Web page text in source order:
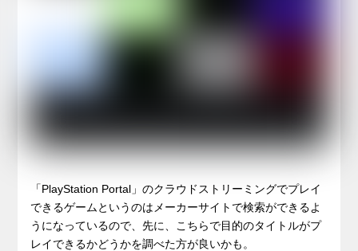
「PlayStation Portal」のクラウドストリーミングでプレイ
できるゲームというのはメーカーサイトで検索ができるよ
うになっているので、先に、こちらで目的のタイトルがプ
レイできるかどうかを調べた方が良いかも。